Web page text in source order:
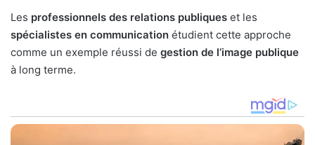
Les professionnels des relations publiques et les
spécialistes en communication étudient cette approche
comme un exemple réussi de gestion de l’image publique
à long terme.